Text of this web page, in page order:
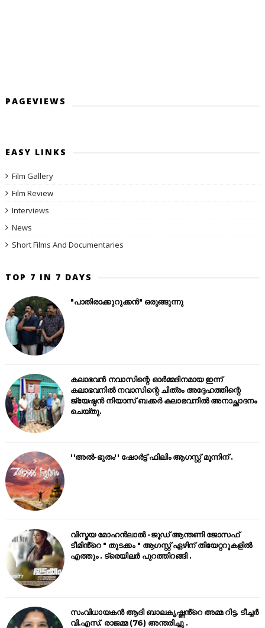
PAGEVIEWS
EASY LINKS
Film Gallery
Film Review
Interviews
News
Short Films And Documentaries
TOP 7 IN 7 DAYS
"പാതിരാക്കുറുക്കൻ" ഒരുങ്ങുന്നു
കലാഭവൻ നവാസിന്റെ ഓർമ്മദിനമായ ഇന്ന്
കലാഭവനിൽ നവാസിന്റെ ചിത്രം അദ്ദേഹത്തിന്റെ
ജ്യേഷ്ഠൻ നിയാസ് ബക്കർ കലാഭവനിൽ അനാച്ഛാദനം
ചെയ്തു.
''അൽ-ഭുതം'' ഷോർട്ട് ഫിലിം ആഗസ്റ്റ് മൂന്നിന് .
വിസ്മയ മോഹൻലാൽ -ജൂഡ് ആന്തണി ജോസഫ്
ടീമിൻ്റെ " തുടക്കം " ആഗസ്റ്റ് ഏഴിന് തിയേറ്ററുകളിൽ
എത്തും . ട്രെയിലർ പുറത്തിറങ്ങി .
സംവിധായകൻ ആദി ബാലകൃഷ്ണൻ്റെ അമ്മ റിട്ട. ടീച്ചർ
വി.എസ്. രാജമ്മ (76) അന്തരിച്ചു .